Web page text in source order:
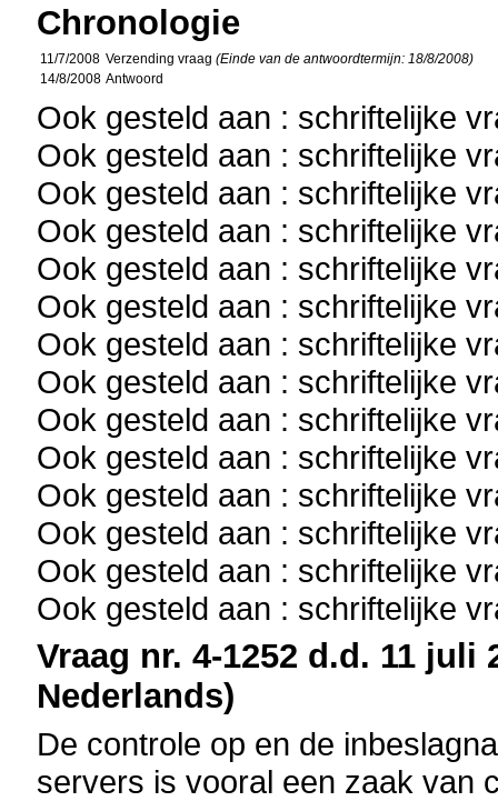
Chronologie
11/7/2008 Verzending vraag(Einde van de antwoordtermijn: 18/8/2008)
14/8/2008 Antwoord
Ook gesteld aan : schriftelijke
Ook gesteld aan : schriftelijke
Ook gesteld aan : schriftelijke
Ook gesteld aan : schriftelijke
Ook gesteld aan : schriftelijke
Ook gesteld aan : schriftelijke
Ook gesteld aan : schriftelijke
Ook gesteld aan : schriftelijke
Ook gesteld aan : schriftelijke
Ook gesteld aan : schriftelijke
Ook gesteld aan : schriftelijke
Ook gesteld aan : schriftelijke
Ook gesteld aan : schriftelijke
Ook gesteld aan : schriftelijke
Vraag nr. 4-1252 d.d. 11 juli
Nederlands)
De controle op en de
servers is vooral een zaak van